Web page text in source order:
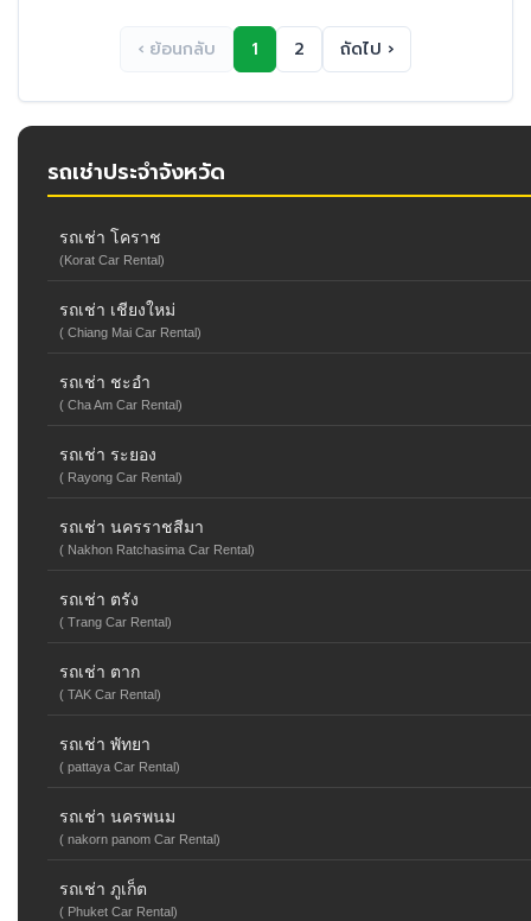
‹ ย้อนกลับ 1 2 ถัดไป ›
รถเช่าประจำจังหวัด
รถเช่า โคราช
(Korat Car Rental)
รถเช่า เชียงใหม่
( Chiang Mai Car Rental)
รถเช่า ชะอำ
( Cha Am Car Rental)
รถเช่า ระยอง
( Rayong Car Rental)
รถเช่า นครราชสีมา
( Nakhon Ratchasima Car Rental)
รถเช่า ตรัง
( Trang Car Rental)
รถเช่า ตาก
( TAK Car Rental)
รถเช่า พัทยา
( pattaya Car Rental)
รถเช่า นครพนม
( nakorn panom Car Rental)
รถเช่า ภูเก็ต
( Phuket Car Rental)